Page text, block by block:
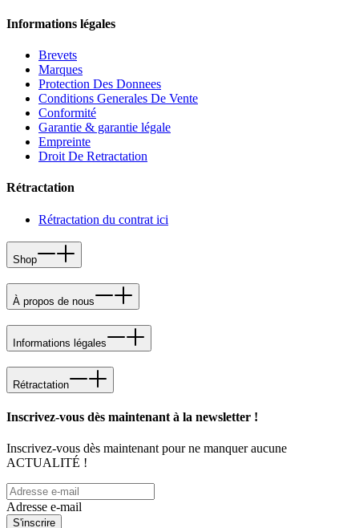
Informations légales
Brevets
Marques
Protection Des Donnees
Conditions Generales De Vente
Conformité
Garantie & garantie légale
Empreinte
Droit De Retractation
Rétractation
Rétractation du contrat ici
Shop
À propos de nous
Informations légales
Rétractation
Inscrivez-vous dès maintenant à la newsletter !
Inscrivez-vous dès maintenant pour ne manquer aucune
ACTUALITÉ !
Adresse e-mail
S'inscrire